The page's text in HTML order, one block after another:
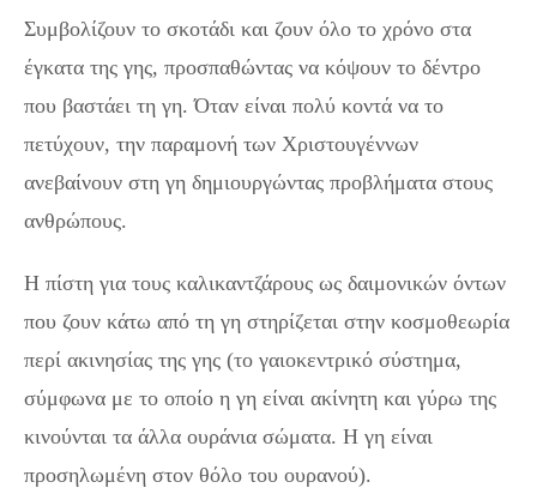
Συμβολίζουν το σκοτάδι και ζουν όλο το χρόνο στα
έγκατα της γης, προσπαθώντας να κόψουν το δέντρο
που βαστάει τη γη. Όταν είναι πολύ κοντά να το
πετύχουν, την παραμονή των Χριστουγέννων
ανεβαίνουν στη γη δημιουργώντας προβλήματα στους
ανθρώπους.
Η πίστη για τους καλικαντζάρους ως δαιμονικών όντων
που ζουν κάτω από τη γη στηρίζεται στην κοσμοθεωρία
περί ακινησίας της γης (το γαιοκεντρικό σύστημα,
σύμφωνα με το οποίο η γη είναι ακίνητη και γύρω της
κινούνται τα άλλα ουράνια σώματα. Η γη είναι
προσηλωμένη στον θόλο του ουρανού).